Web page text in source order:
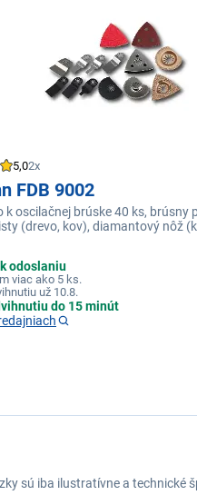
5,02x
FDB 9002
k oscilačnej brúske 40 ks, brúsny
(drevo, kov), diamantový nôž
odoslaniu
viac ako 5 ks.
už 10.8.
do 15 minút
sú iba ilustratívne a technické